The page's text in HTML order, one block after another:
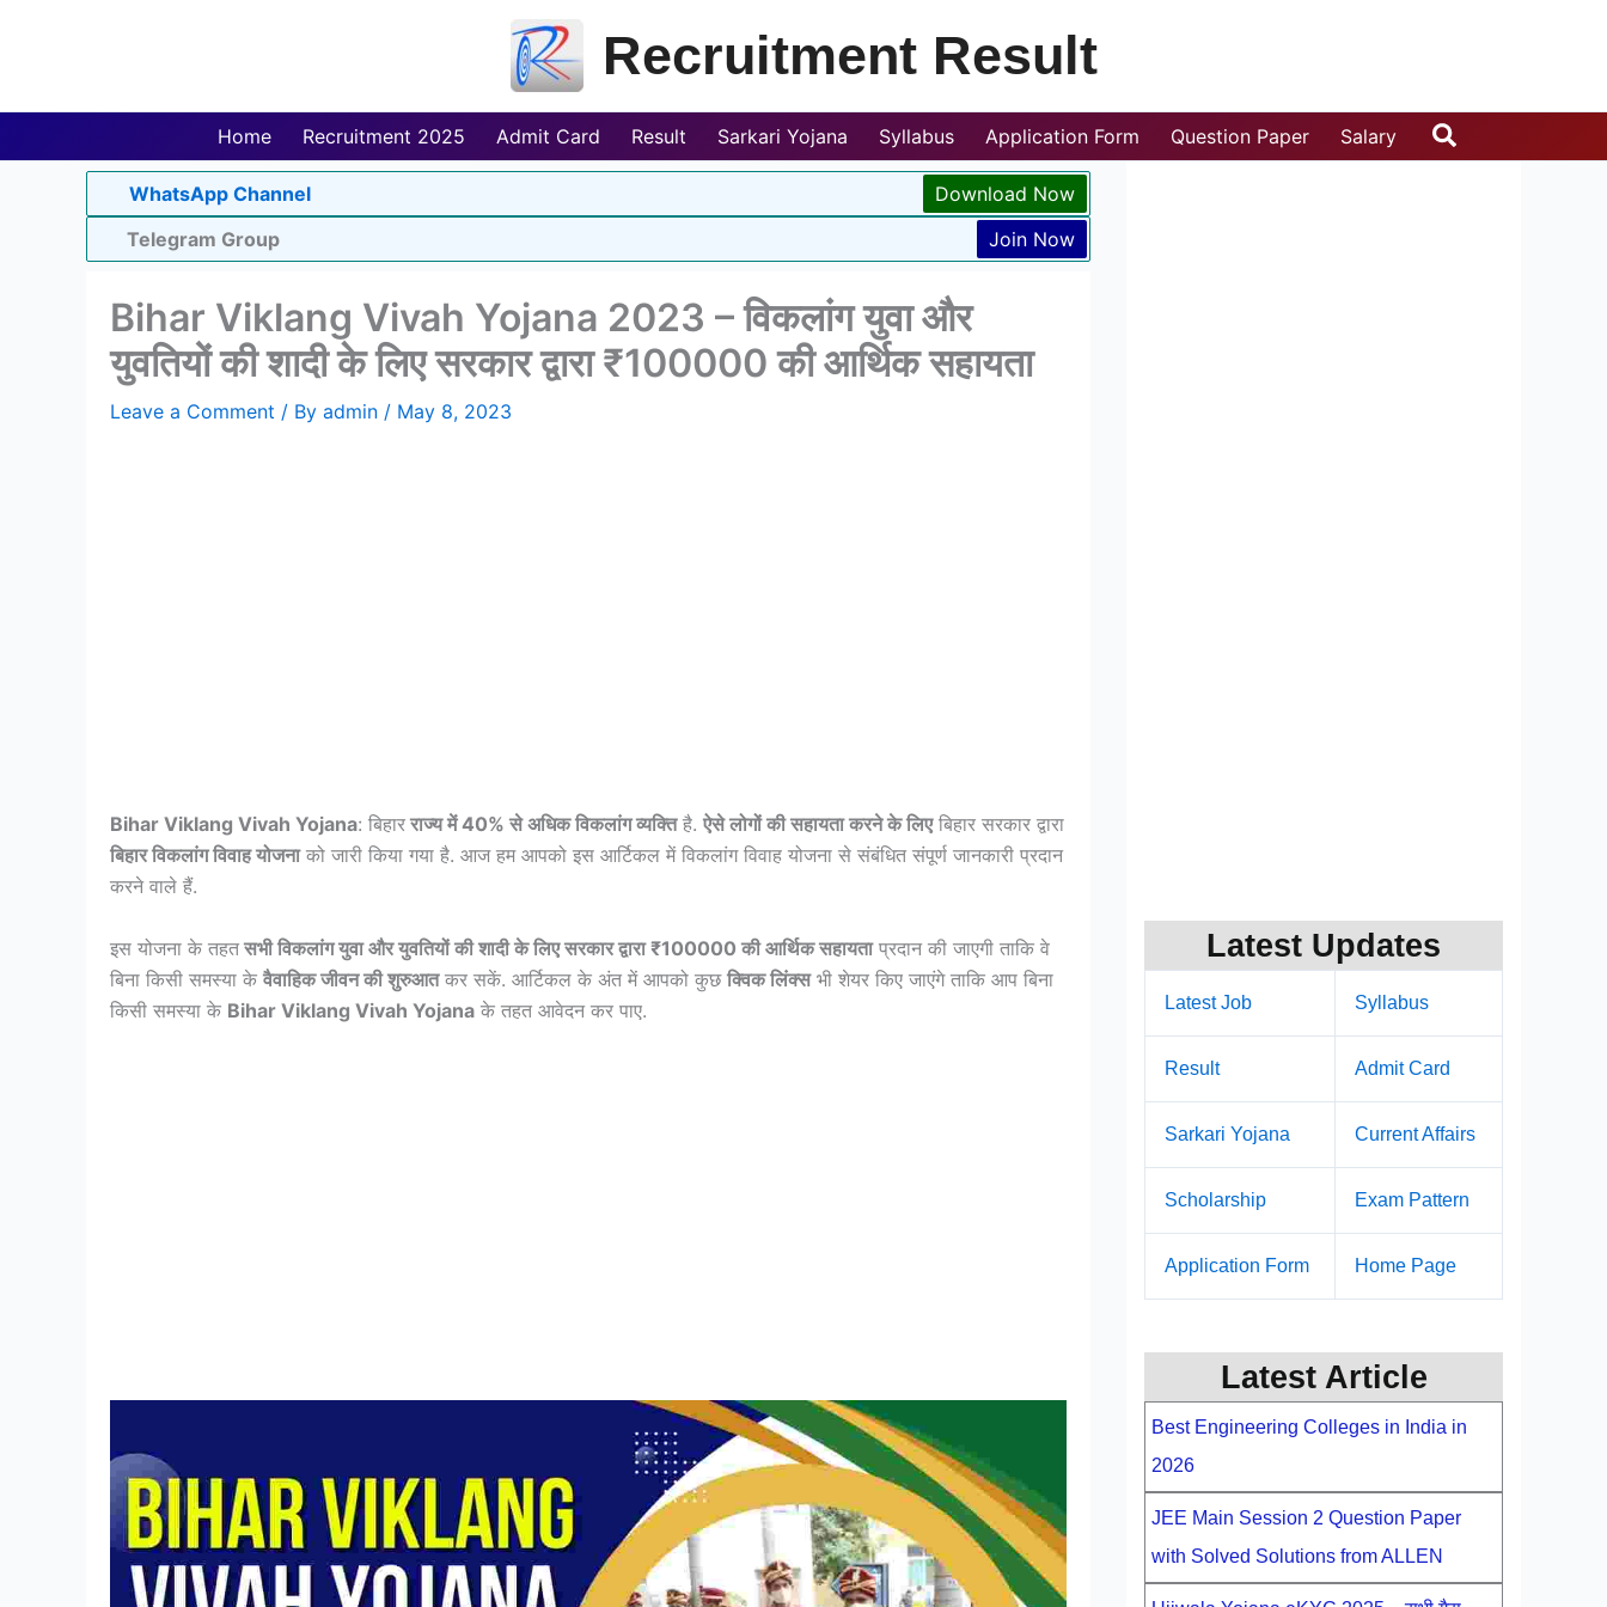
Recruitment Result
Home Recruitment 2025 Admit Card Result Sarkari Yojana Syllabus Application Form Question Paper Salary Search
WhatsApp Channel
Download Now
Telegram Group
Join Now
Bihar Viklang Vivah Yojana 2023 – विकलांग युवा और
युवतियों की शादी के लिए सरकार द्वारा ₹100000 की आर्थिक सहायता
Leave a Comment / By admin / May 8, 2023
Bihar Viklang Vivah Yojana: बिहार राज्य में 40% से अधिक विकलांग व्यक्तिहै. ऐसे लोगों की सहायता करने के लिएबिहार सरकार द्वारा
बिहार विकलांग विवाह योजनाको जारी किया गया है. आज हम आपको इस आर्टिकल में विकलांग विवाह योजना से संबंधित संपूर्ण जानकारी प्रदान
करने वाले हैं.
इस योजना के तहत सभी विकलांग युवा और युवतियों की शादी के लिए सरकार द्वारा ₹100000 की आर्थिक सहायताप्रदान की जाएगी ताकि वे
बिना किसी समस्या के वैवाहिक जीवन की शुरुआतकर सकें. आर्टिकल के अंत में आपको कुछ क्विक लिंक्सभी शेयर किए जाएंगे ताकि आप बिना
किसी समस्या के Bihar Viklang Vivah Yojana के तहत आवेदन कर पाए.
Latest Updates
Latest Job Syllabus
Result Admit Card
Sarkari Yojana Current Affairs
Scholarship Exam Pattern
Application Form Home Page
Latest Article
Best Engineering Colleges in India in
2026
JEE Main Session 2 Question Paper
with Solved Solutions from ALLEN